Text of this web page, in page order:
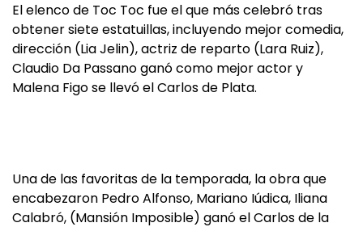
El elenco de Toc Toc fue el que más celebró tras
obtener siete estatuillas, incluyendo mejor comedia,
dirección (Lia Jelin), actriz de reparto (Lara Ruiz),
Claudio Da Passano ganó como mejor actor y
Malena Figo se llevó el Carlos de Plata.
Una de las favoritas de la temporada, la obra que
encabezaron Pedro Alfonso, Mariano Iúdica, Iliana
Calabró, (Mansión Imposible) ganó el Carlos de la